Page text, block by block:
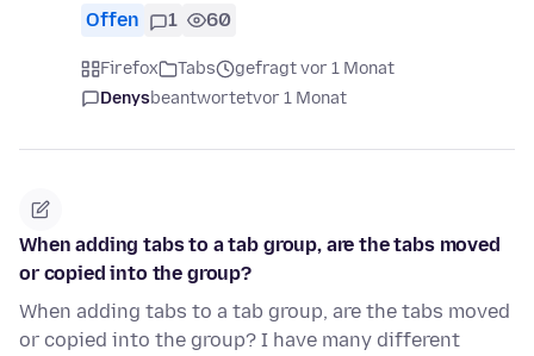
Offen 1 60
Firefox Tabs
gefragt vor 1 Monat
Denysbeantwortetvor 1 Monat
When adding tabs to a tab group, are the tabs moved
or copied into the group?
When adding tabs to a tab group, are the tabs moved
or copied into the group? I have many different